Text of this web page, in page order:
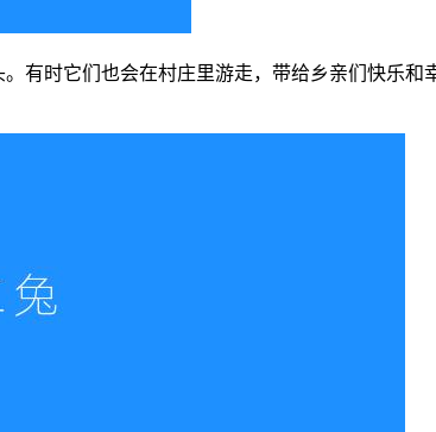
有时它们也会在村庄里游走，带给乡亲们快乐